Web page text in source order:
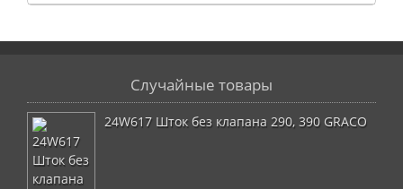
Случайные товары
24W617 Шток без клапана 290, 390 GRACO